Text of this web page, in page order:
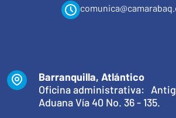
Barranquilla, Atlántico
Oficina administrativa:
Aduana Vía 40 No. 36 - 135.